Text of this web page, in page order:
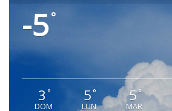
-5°
3 °
DOM
5 °
LUN
5°
MAR